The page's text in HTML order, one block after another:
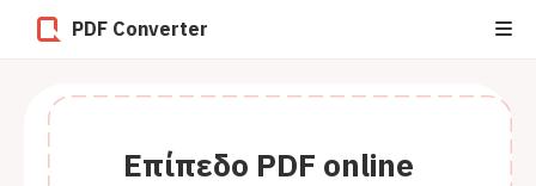
PDF Converter
Επίπεδο PDF online